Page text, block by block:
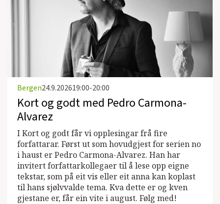
Bergen24.9.202619:00-20:00
Kort og godt med Pedro Carmona-
Alvarez
I Kort og godt får vi opplesingar frå fire
forfattarar. Først ut som hovudgjest for serien no
i haust er Pedro Carmona-Alvarez. Han har
invitert forfattarkollegaer til å lese opp eigne
tekstar, som på eit vis eller eit anna kan koplast
til hans sjølvvalde tema. Kva dette er og kven
gjestane er, får ein vite i august. Følg med!